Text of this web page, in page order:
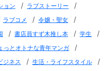
ョン / ラブストーリー /
ラブコメ / 令嬢・聖女 /
/ 書店員すず木推し本 / 学生 /
っとオトナな青年マンガ /
ジネス / 生活・ライフスタイル /